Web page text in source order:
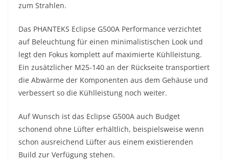
zum Strahlen.
Das PHANTEKS Eclipse G500A Performance verzichtet
auf Beleuchtung für einen minimalistischen Look und
legt den Fokus komplett auf maximierte Kühlleistung.
Ein zusätzlicher M25-140 an der Rückseite transportiert
die Abwärme der Komponenten aus dem Gehäuse und
verbessert so die Kühlleistung noch weiter.
Auf Wunsch ist das Eclipse G500A auch Budget
schonend ohne Lüfter erhältlich, beispielsweise wenn
schon ausreichend Lüfter aus einem existierenden
Build zur Verfügung stehen.